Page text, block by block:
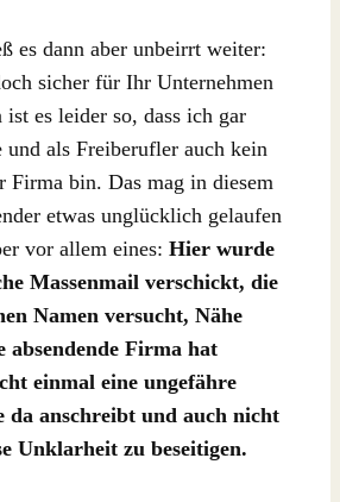
es dann aber unbeirrt weiter:
sicher für Ihr Unternehmen
ist es leider so, dass ich gar
und als Freiberufler auch kein
Firma bin. Das mag in diesem
etwas unglücklich gelaufen
vor allem eines: Hier wurde
Massenmail verschickt, die
Namen versucht, Nähe
absendende Firma hat
einmal eine ungefähre
da anschreibt und auch nicht
Unklarheit zu beseitigen.